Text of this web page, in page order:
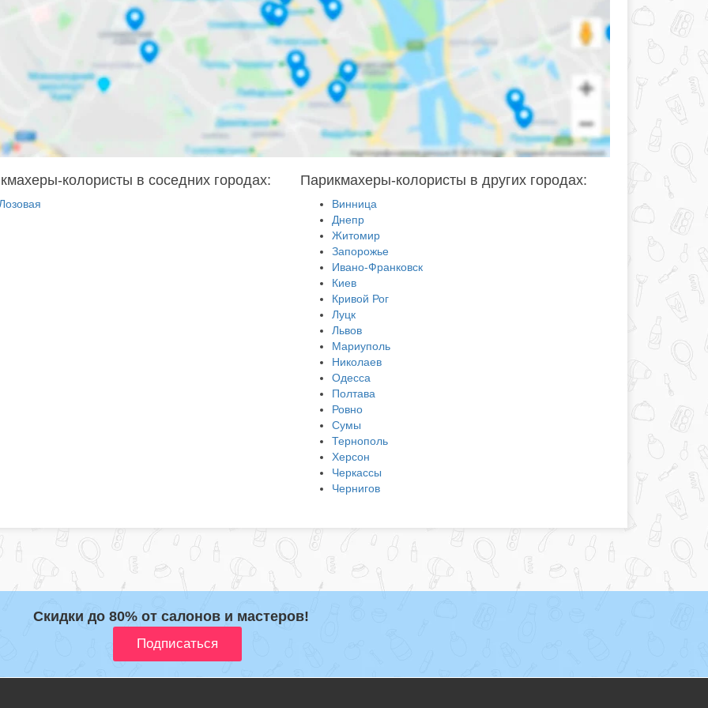
колористы в соседних городах: Парикмахеры-колористы в других городах:
Винница
Днепр
Житомир
Запорожье
Ивано-Франковск
Киев
Кривой Рог
Луцк
Львов
Мариуполь
Николаев
Одесса
Полтава
Ровно
Сумы
Тернополь
Херсон
Черкассы
Чернигов
Скидки до 80% от салонов и мастеров!